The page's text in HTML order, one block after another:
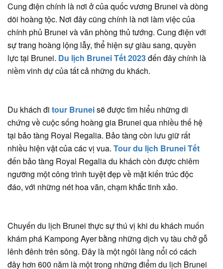
Cung điện chính là nơi ở của quốc vương Brunei và dòng
dõi hoàng tộc. Nơi đây cũng chính là nơi làm việc của
chính phủ Brunei và văn phòng thủ tướng. Cung điện với
sự trang hoàng lộng lẫy, thể hiện sự giàu sang, quyền
lực tại Brunei. Du lịch Brunei Tết 2023đến đây chính là
niềm vinh dự của tất cả những du khách.
Du khách đi tour Bruneisẽ được tìm hiểu những di
chứng về cuộc sống hoàng gia Brunei qua nhiều thế hệ
tại bảo tàng Royal Regalia. Bảo tàng còn lưu giữ rất
nhiều hiện vật của các vị vua. Tour du lịch Brunei Tết
đến bảo tàng Royal Regalia du khách còn được chiêm
ngưỡng một công trình tuyệt đẹp về mặt kiến trúc độc
đáo, với những nét hoa văn, chạm khắc tinh xảo.
Chuyến du lịch Brunei thực sự thú vị khi du khách muốn
khám phá Kampong Ayer bằng những dịch vụ tàu chở gỗ
lênh đênh trên sông. Đây là một ngôi làng nổi có cách
đây hơn 600 năm là một trong những điểm du lịch Brunei